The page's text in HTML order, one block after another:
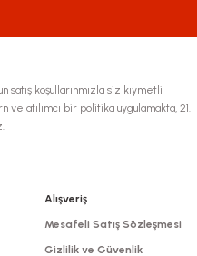
koşullarınmızla siz kıymetli
atılımcı bir politika uygulamakta, 21.
Alışveriş
Mesafeli Satış Sözleşmesi
Gizlilik ve Güvenlik